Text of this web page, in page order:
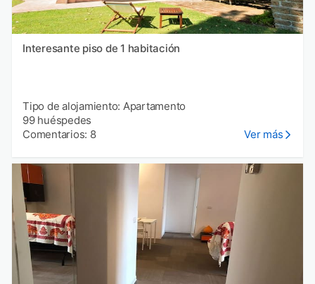
Interesante piso de 1 habitación
Tipo de alojamiento: Apartamento
99 huéspedes
Comentarios: 8
Ver más